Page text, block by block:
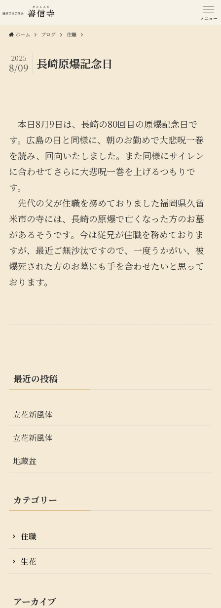
メニュー
ホーム ブログ 住職
長崎原爆記念日
2025
8/09
本日8月9日は、長崎の80回目の原爆記念日で
す。広島の日と同様に、朝のお勤めで大悲呪一巻
を読み、回向いたしました。また同様にサイレン
に合わせてさらに大悲呪一巻を上げるつもりで
す。
先代の父が住職を務めておりました福岡県久留
米市の寺には、長崎の原爆で亡くなった方のお墓
があるそうです。今は従兄が住職を務めておりま
すが、最近ご無沙汰ですので、一度うかがい、被
爆死された方のお墓にも手を合わせたいと思って
おります。
最近の投稿
立花新風体
立花新風体
地蔵盆
カテゴリー
住職
生花
アーカイブ